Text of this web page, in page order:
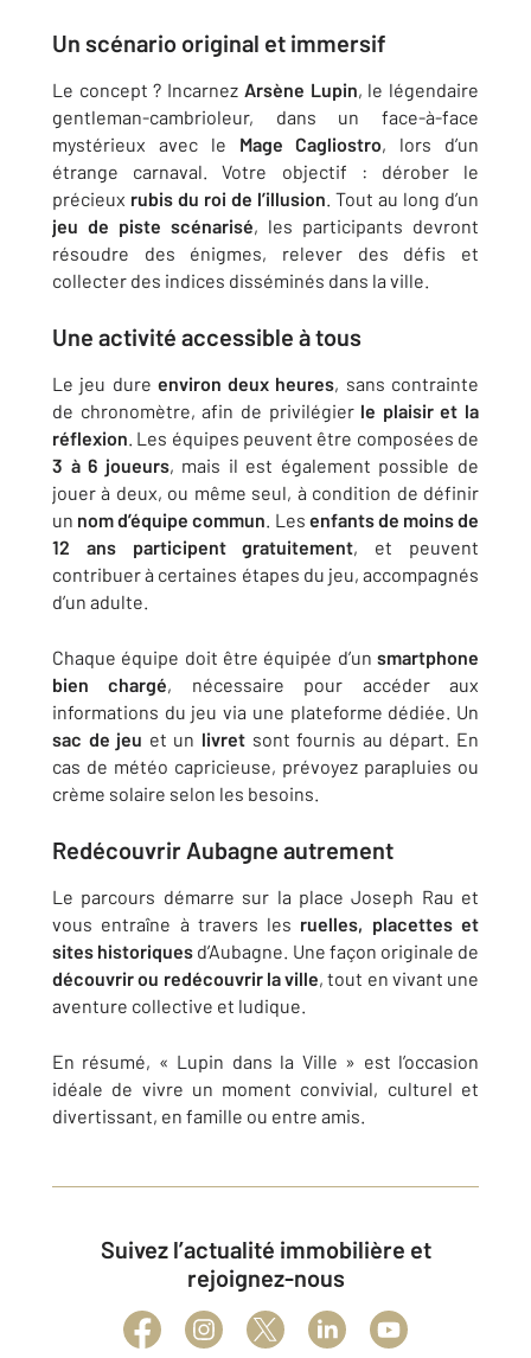
Un scénario original et immersif
Le concept ? Incarnez Arsène Lupin, le légendaire
gentleman-cambrioleur, dans un face-à-face
mystérieux avec le Mage Cagliostro, lors d’un
étrange carnaval. Votre objectif : dérober le
précieux rubis du roi de l’illusion. Tout au long d’un
jeu de piste scénarisé, les participants devront
résoudre des énigmes, relever des défis et
collecter des indices disséminés dans la ville.
Une activité accessible à tous
Le jeu dure environ deux heures, sans contrainte
de chronomètre, afin de privilégier le plaisir et la
réflexion. Les équipes peuvent être composées de
3 à 6 joueurs, mais il est également possible de
jouer à deux, ou même seul, à condition de définir
un nom d’équipe commun. Les enfants de moins de
12 ans participent gratuitement, et peuvent
contribuer à certaines étapes du jeu, accompagnés
d’un adulte.
Chaque équipe doit être équipée d’un smartphone
bien chargé, nécessaire pour accéder aux
informations du jeu via une plateforme dédiée. Un
sac de jeu et un livret sont fournis au départ. En
cas de météo capricieuse, prévoyez parapluies ou
crème solaire selon les besoins.
Redécouvrir Aubagne autrement
Le parcours démarre sur la place Joseph Rau et
vous entraîne à travers les ruelles, placettes et
sites historiques d’Aubagne. Une façon originale de
découvrir ou redécouvrir la ville, tout en vivant une
aventure collective et ludique.
En résumé, « Lupin dans la Ville » est l’occasion
idéale de vivre un moment convivial, culturel et
divertissant, en famille ou entre amis.
Suivez l’actualité immobilière et
rejoignez-nous